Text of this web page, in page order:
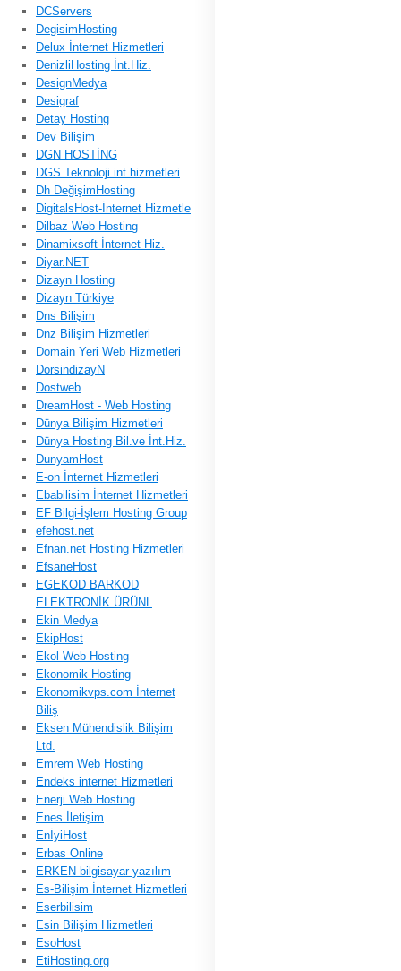
DCServers
DegisimHosting
Delux İnternet Hizmetleri
DenizliHosting İnt.Hiz.
DesignMedya
Desigraf
Detay Hosting
Dev Bilişim
DGN HOSTİNG
DGS Teknoloji int hizmetleri
Dh DeğişimHosting
DigitalsHost-İnternet Hizmetle
Dilbaz Web Hosting
Dinamixsoft İnternet Hiz.
Diyar.NET
Dizayn Hosting
Dizayn Türkiye
Dns Bilişim
Dnz Bilişim Hizmetleri
Domain Yeri Web Hizmetleri
DorsindizayN
Dostweb
DreamHost - Web Hosting
Dünya Bilişim Hizmetleri
Dünya Hosting Bil.ve İnt.Hiz.
DunyamHost
E-on İnternet Hizmetleri
Ebabilisim İnternet Hizmetleri
EF Bilgi-İşlem Hosting Group
efehost.net
Efnan.net Hosting Hizmetleri
EfsaneHost
EGEKOD BARKOD
ELEKTRONİK ÜRÜNL
Ekin Medya
EkipHost
Ekol Web Hosting
Ekonomik Hosting
Ekonomikvps.com İnternet
Biliş
Eksen Mühendislik Bilişim
Ltd.
Emrem Web Hosting
Endeks internet Hizmetleri
Enerji Web Hosting
Enes İletişim
EnİyiHost
Erbas Online
ERKEN bilgisayar yazılım
Es-Bilişim İnternet Hizmetleri
Eserbilisim
Esin Bilişim Hizmetleri
EsoHost
EtiHosting.org